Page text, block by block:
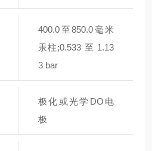
400.0至850.0毫米
汞柱;0.533 至 1.13
3 bar
极化或光学DO电
极